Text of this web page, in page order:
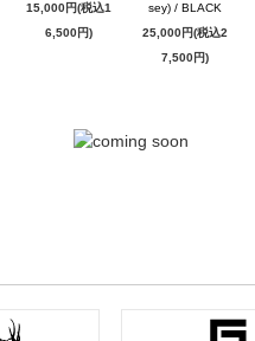
15,000円(税込1
6,500円)
sey) / BLACK
25,000円(税込2
7,500円)